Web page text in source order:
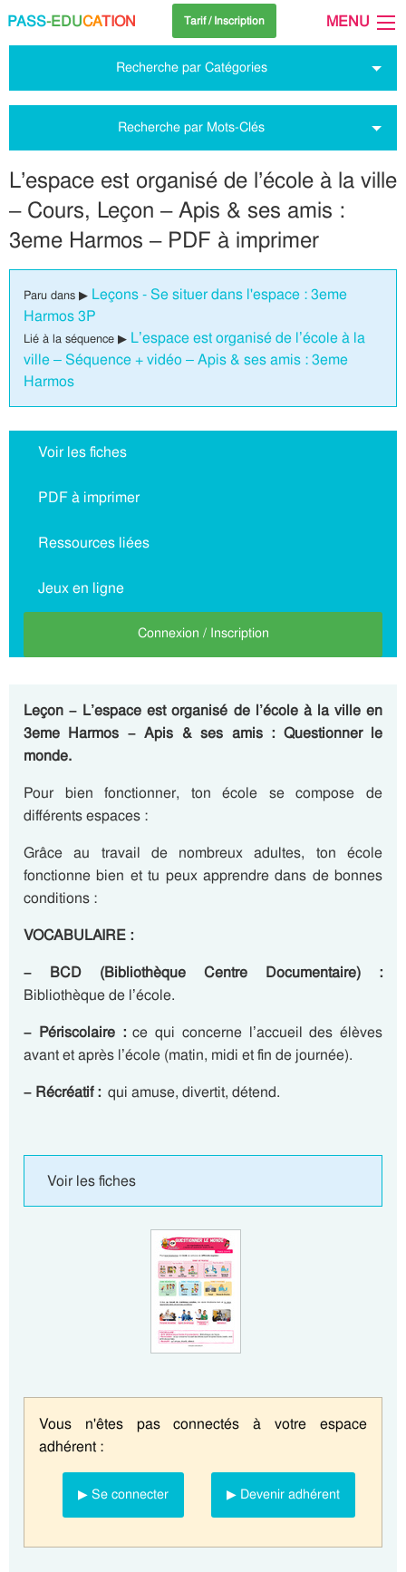
PASS-EDUCATION Tarif / Inscription MENU
Recherche par Catégories
Recherche par Mots-Clés
L’espace est organisé de l’école à la ville
– Cours, Leçon – Apis & ses amis :
3eme Harmos – PDF à imprimer
Paru dans ▶ Leçons - Se situer dans l'espace : 3eme
Harmos 3P
Lié à la séquence ▶ L’espace est organisé de l’école à la
ville – Séquence + vidéo – Apis & ses amis : 3eme
Harmos
Voir les fiches
PDF à imprimer
Ressources liées
Jeux en ligne
Connexion / Inscription
Leçon – L’espace est organisé de l’école à la ville en
3eme Harmos – Apis & ses amis : Questionner le
monde.
Pour bien fonctionner, ton école se compose de
différents espaces :
Grâce au travail de nombreux adultes, ton école
fonctionne bien et tu peux apprendre dans de bonnes
conditions :
VOCABULAIRE :
– BCD (Bibliothèque Centre Documentaire) :
Bibliothèque de l’école.
– Périscolaire :ce qui concerne l’accueil des élèves
avant et après l’école (matin, midi et fin de journée).
– Récréatif : qui amuse, divertit, détend.
Voir les fiches
Vous n'êtes pas connectés à votre espace
adhérent :
▶ Se connecter ▶ Devenir adhérent